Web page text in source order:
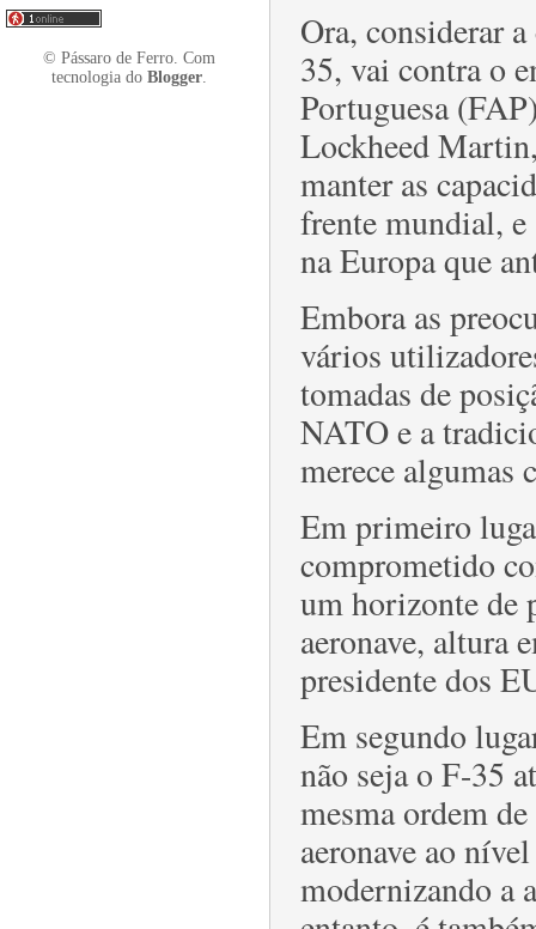
© Pássaro de Ferro. Com
tecnologia do Blogger.
Ora, considerar
35, vai contra o
Portuguesa
Lockheed
manter as
frente mundial,
na Europa que
Embora as
vários
tomadas de
NATO e a
merece algumas
Em primeiro
comprometido
um horizonte de
aeronave, altura
presidente dos
Em segundo
não seja o F-35
mesma ordem
aeronave ao
modernizando a